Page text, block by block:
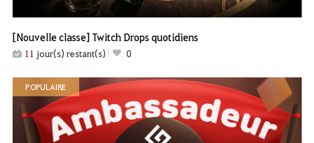
[Nouvelle classe] Twitch Drops quotidiens
11 jour(s) restant(s) 0
POPULAIRE